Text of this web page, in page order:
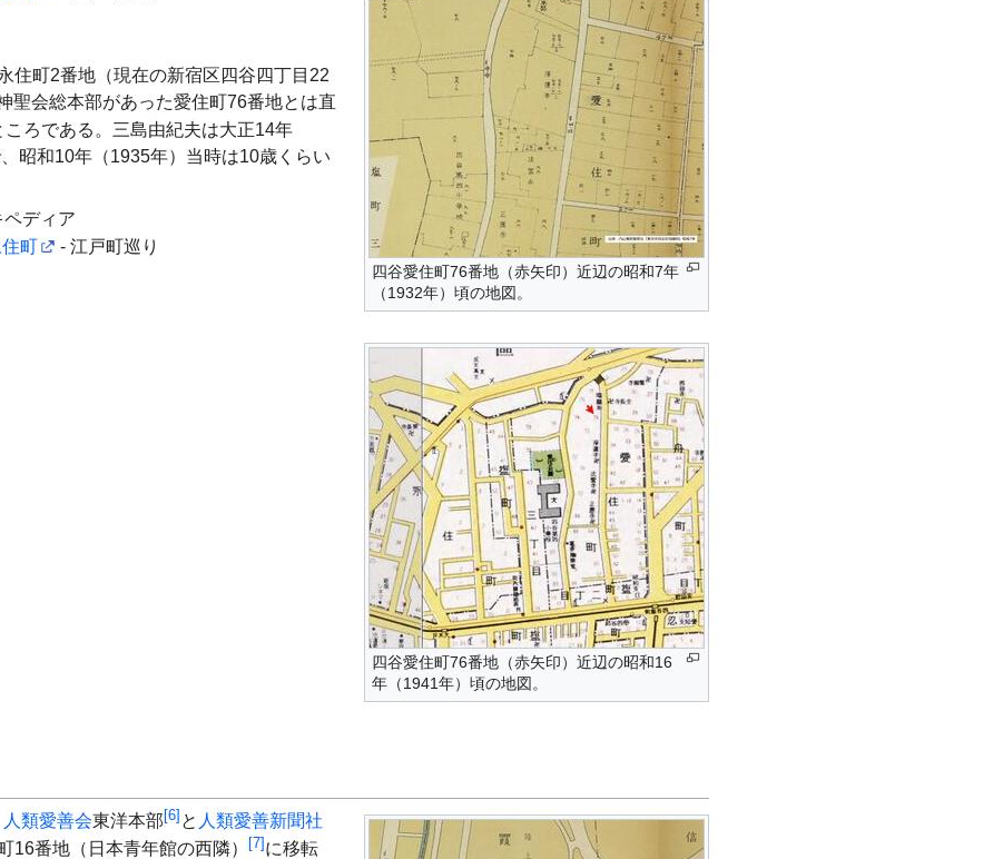
四谷愛住町76番地（赤矢印）近辺の昭和7年
（1932年）頃の地図。
四谷愛住町76番地（赤矢印）近辺の昭和16
年（1941年）頃の地図。
住町2番地（現在の新宿区四谷四丁目22
聖会総本部があった愛住町76番地とは直
ろである。三島由紀夫は大正14年
昭和10年（1935年）当時は10歳くらい
ペディア
町
- 江戸町巡り
人類愛善会東洋本部 [6] と 人類愛善新聞社
16番地（日本青年館の西隣）
[7]に移転